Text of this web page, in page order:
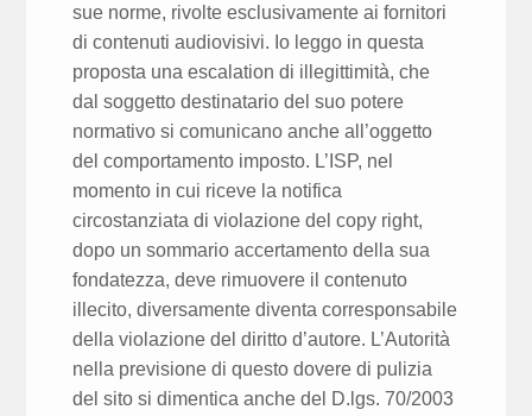
sue norme, rivolte esclusivamente ai fornitori
di contenuti audiovisivi. Io leggo in questa
proposta una escalation di illegittimità, che
dal soggetto destinatario del suo potere
normativo si comunicano anche all’oggetto
del comportamento imposto. L’ISP, nel
momento in cui riceve la notifica
circostanziata di violazione del copy right,
dopo un sommario accertamento della sua
fondatezza, deve rimuovere il contenuto
illecito, diversamente diventa corresponsabile
della violazione del diritto d’autore. L’Autorità
nella previsione di questo dovere di pulizia
del sito si dimentica anche del D.lgs. 70/2003